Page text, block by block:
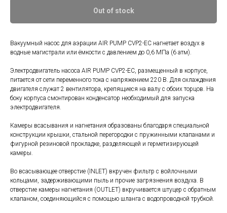
Out of stock
Вакуумный насос для аэрации AIR PUMP CVP2-EC нагнетает воздух в
водные магистрали или ёмкости с давлением до 0,6 МПа (6 атм).
Электродвигатель насоса AIR PUMP CVP2-EC, размещенный в корпусе,
питается от сети переменного тока с напряжением 220 В. Для охлаждения
двигателя служат 2 вентилятора, крепящиеся на валу с обоих торцов. На
боку корпуса смонтирован конденсатор необходимый для запуска
электродвигателя.
Камеры всасывания и нагнетания образованы благодаря специальной
конструкции крышки, стальной перегородки с пружинными клапанами и
фигурной резиновой прокладке, разделяющей и герметизирующей
камеры.
Во всасывающее отверстие (INLET) вкручен фильтр с войлочными
кольцами, задерживающими пыль и прочие загрязнения воздуха. В
отверстие камеры нагнетания (OUTLET) вкручивается штуцер с обратным
клапаном, соединяющийся с помощью шланга с водопроводной трубкой.